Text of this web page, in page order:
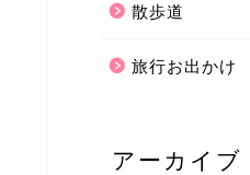
散歩道
旅行お出かけ
アーカイブ